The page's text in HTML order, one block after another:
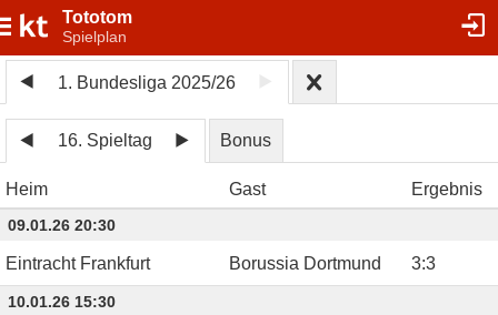
Tototom
Spielplan
1. Bundesliga 2025/26
16. Spieltag Bonus
Heim Gast Ergebnis
09.01.26 20:30
Eintracht Frankfurt Borussia Dortmund 3:3
10.01.26 15:30